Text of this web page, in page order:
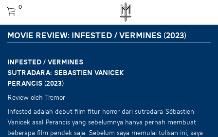
0
MOVIE REVIEW: INFESTED / VERMINES (2023)
INFESTED / VERMINES
Sutradara: Sébastien Vanicek
Perancis (2023)
Review oleh Tremor
Infested adalah debut film fitur horror dari sutradara Sébastien
Vanicek asal Perancis yang sebelumnya hanya pernah membuat
beberapa film pendek saja. Sebelum saya memulai tulisan ini, saya